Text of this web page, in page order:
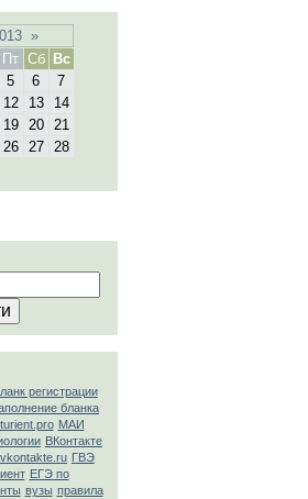
»
Пт Сб
Вс
5 6
7
12 13
14
19 20
21
26 27
28
регистрации
бланка
МАИ
ВКонтакте
vkontakte.ru ГВЭ
ЕГЭ по
вузы правила